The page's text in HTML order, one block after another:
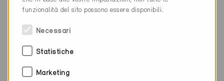
Sito web
Ditta
funzionalità del sito possono essere disponibili.
Necessari
Statistiche
Marketing